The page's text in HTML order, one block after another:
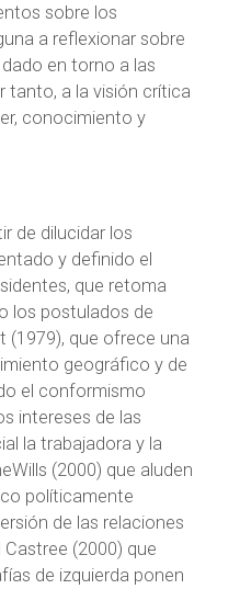
sobre los
a reflexionar sobre
en torno a las
tanto, a la visión crítica
conocimiento y
de dilucidar los
y definido el
que retoma
los postulados de
(1979), que ofrece una
geográfico y de
el conformismo
intereses de las
la trabajadora y la
(2000) que aluden
políticamente
de las relaciones
(2000) que
de izquierda ponen